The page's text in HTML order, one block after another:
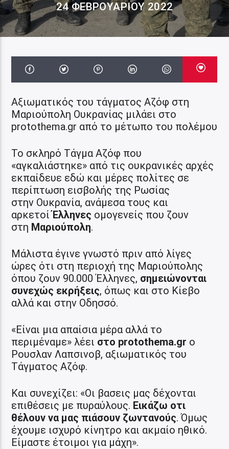
24 ΦΕΒΡΟΥΑΡΊΟΥ 2022
Αξιωματικός του τάγματος Αζόφ στη
Μαριούπολη Ουκρανίας μιλάει στο
protothema.gr από το μέτωπο του πολέμου
Το σκληρό Τάγμα Αζόφ που
«αγκαλιάστηκε» από τις ουκρανικές αρχές
εκπαίδευε εδώ και μέρες πολίτες σε
περίπτωση εισβολής της Ρωσίας
στην Ουκρανία, ανάμεσα τους και
αρκετοίΈλληνες ομογενείς που ζουν
στη Μαριούπολη.
Μάλιστα έγινε γνωστό πριν από λίγες
ώρες ότι στη περιοχή της Μαριούπολης
όπου ζουν 90.000 Έλληνες, σημειώνονται
συνεχώς εκρήξεις, όπως και στο Κίεβο
αλλά και στην Οδησσό.
«Είναι μια απαίσια μέρα αλλά το
περιμέναμε» λέει στο protothema.gr ο
Ρουσλαν Λαπσινοβ, αξιωματικός του
Τάγματος Αζόφ.
Και συνεχίζει: «Οι βασεις μας δέχονται
επιθέσεις με πυραύλους. Εικάζω οτι
θέλουν να μας πιάσουν ζωντανούς. Όμως
έχουμε ισχυρό κίνητρο και ακμαίο ηθικό.
Είμαστε έτοιμοι για μάχη».